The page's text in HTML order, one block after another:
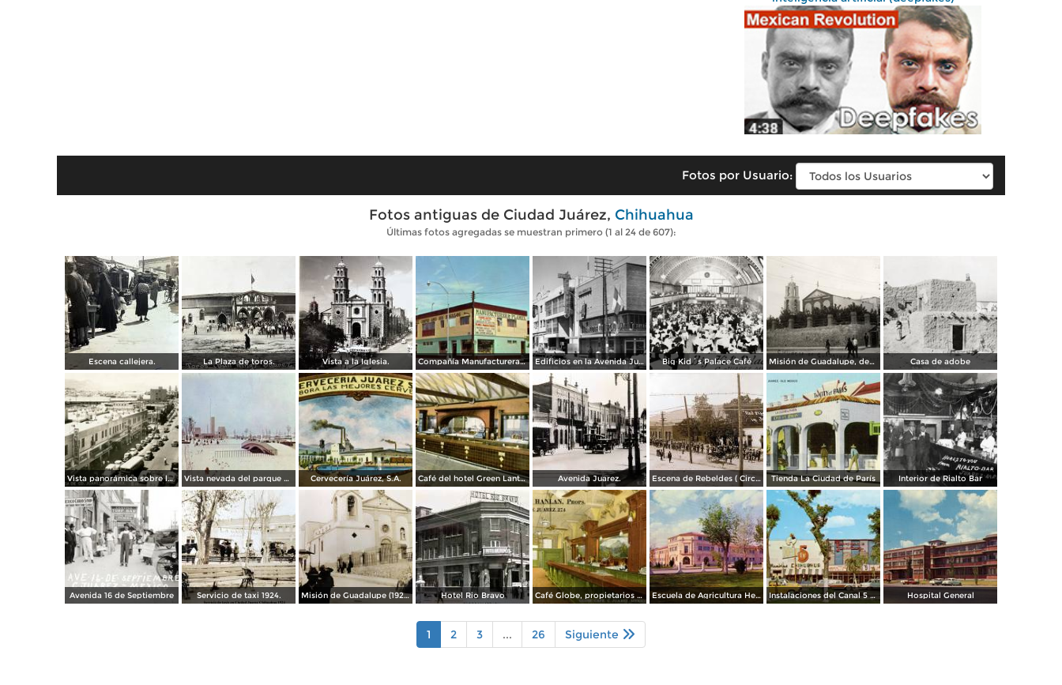
Fotos por Usuario:
Fotos antiguas de Ciudad Juárez, Chihuahua
Últimas fotos agregadas se muestran primero (1 al 24 de 607):
Escena callejera. La Plaza de toros. Vista a la Iglesia. Compañía Manufacturera Plamex, en el cruce de Insurgentes y Paraguay Edificios en la Avenida Juárez Big Kid´s Palace Café Misión de Guadalupe, depúes de la toma de Ciudad Juárez, durante la Revolución Mexicana Casa de adobe
Vista panorámica sobre la Avenida 16 de Septiembre Vista nevada del parque El Chamizal Cervecería Juárez, S.A. Café del hotel Green Lantern Inn Avenida Juarez. Escena de Rebeldes ( Circulada el 8 de Diciembre de 1913 ). Tienda La Ciudad de París Interior de Rialto Bar
Avenida 16 de Septiembre Servicio de taxi 1924. Misión de Guadalupe (1924) Hotel Rio Bravo Café Globe, propietarios Mooney & Hanlan Escuela de Agricultura Hermanos Escobar Instalaciones del Canal 5 XEJ TV Hospital General
1 2 3 ... 26 Siguiente